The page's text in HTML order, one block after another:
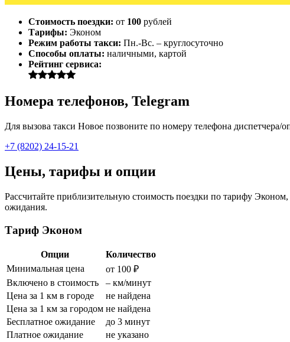
Стоимость поездки: от 100 рублей
Тарифы: Эконом
Режим работы такси: Пн.-Вс. – круглосуточно
Способы оплаты: наличными, картой
Рейтинг сервиса:
Номера телефонов, Telegram
Для вызова такси Новое позвоните по номеру телефона диспетчера/
+7 (8202) 24-15-21
Цены, тарифы и опции
Рассчитайте приблизительную стоимость поездки по тарифу
ожидания.
Тариф Эконом
Опции
Количество
Минимальная цена
от 100 ₽
Включено в стоимость
– км/минут
Цена за 1 км в городе
не найдена
Цена за 1 км за городом не найдена
Бесплатное ожидание
до 3 минут
Платное ожидание
не указано